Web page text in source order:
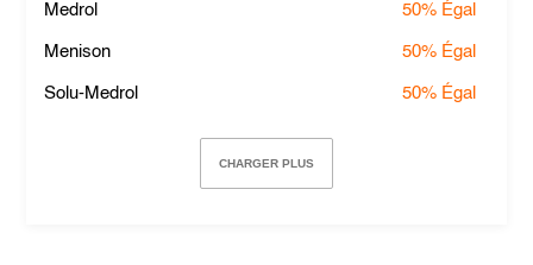
Medrol 50% Égal
Menison 50% Égal
Solu-Medrol 50% Égal
CHARGER PLUS